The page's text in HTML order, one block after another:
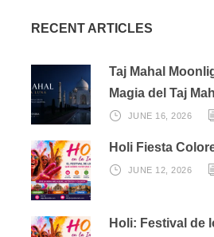
RECENT ARTICLES
Taj Mahal
Magia del Taj
JUNE 16, 2026
Holi Fiesta
JUNE 12, 2026
Holi: Festival de